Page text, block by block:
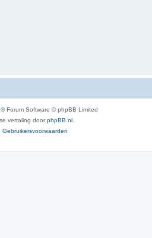
® Forum Software © phpBB Limited
vertaling doorphpBB.nl
Gebruikersvoorwaarden